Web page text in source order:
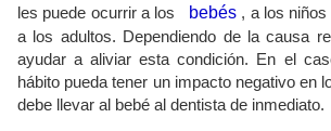
les puede ocurrir a los
bebés , a los
a los adultos. Dependiendo de la causa
ayudar a aliviar esta condición. En el
hábito pueda tener un impacto negativo en
debe llevar al bebé al dentista de inmediato.